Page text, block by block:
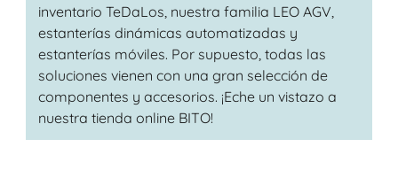
inventario TeDaLos, nuestra familia LEO AGV,
estanterías dinámicas automatizadas y
estanterías móviles. Por supuesto, todas las
soluciones vienen con una gran selección de
componentes y accesorios. ¡Eche un vistazo a
nuestra tienda online BITO!